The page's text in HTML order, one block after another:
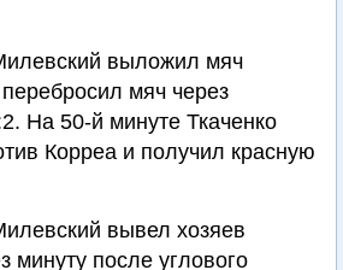
выложил мяч
мяч через
На 50-й минуте Ткаченко
Корреа и получил красную
вывел хозяев
минуту после углового